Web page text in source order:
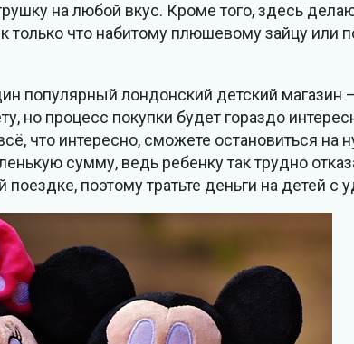
на любой вкус. Кроме того, здесь
к только что набитому плюшевому зайцу или
популярный лондонский детский магазин
но процесс покупки будет гораздо
что интересно, сможете остановиться на
сумму, ведь ребенку так трудно
поэтому тратьте деньги на детей с